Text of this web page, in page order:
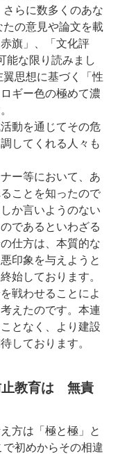
さらに数多くのあな
の意見や論文を載
旗」、「文化評
能な限り読みまし
思想に基づく「性
ギー色の極めて濃
動を通じてその危
してくれる人々も
ー等において、あ
ことを知ったので
か言いようのない
であるといわざる
仕方は、本質的な
印象を与えようと
始しております。
戦わせることによ
えたのです。本連
となく、より建設
しております。
止教育は 無責
方は「極と極」と
初めからその相違